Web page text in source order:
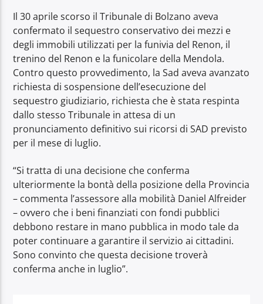
Il 30 aprile scorso il Tribunale di Bolzano aveva
confermato il sequestro conservativo dei mezzi e
degli immobili utilizzati per la funivia del Renon, il
trenino del Renon e la funicolare della Mendola.
Contro questo provvedimento, la Sad aveva avanzato
richiesta di sospensione dell’esecuzione del
sequestro giudiziario, richiesta che è stata respinta
dallo stesso Tribunale in attesa di un
pronunciamento definitivo sui ricorsi di SAD previsto
per il mese di luglio.
“Si tratta di una decisione che conferma
ulteriormente la bontà della posizione della Provincia
– commenta l’assessore alla mobilità Daniel Alfreider
– ovvero che i beni finanziati con fondi pubblici
debbono restare in mano pubblica in modo tale da
poter continuare a garantire il servizio ai cittadini.
Sono convinto che questa decisione troverà
conferma anche in luglio”.